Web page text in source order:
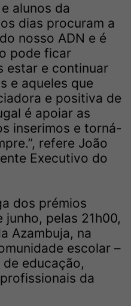
alunos da
dias procuram a
nosso ADN e é
pode ficar
estar e continuar
e aqueles que
e positiva de
é apoiar as
inserimos e torná-
refere João
Executivo do
dos prémios
pelas 21h00,
Azambuja, na
escolar –
educação,
da